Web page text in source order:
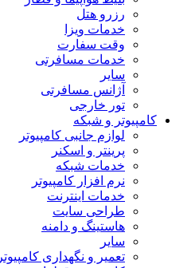
رزرو هتل
خدمات ویزا
وقت سفارت
خدمات مسافرتی
سایر
آژانس مسافرتی
تور خارجی
کامپیوتر و شبکه
لوازم جانبی کامپیوتر
پرینتر و اسکنر
خدمات شبکه
نرم افزار کامپیوتر
خدمات اینترنت
طراحی سایت
هاستینگ و دامنه
سایر
تعمیر و نگهداری کامپیوتر